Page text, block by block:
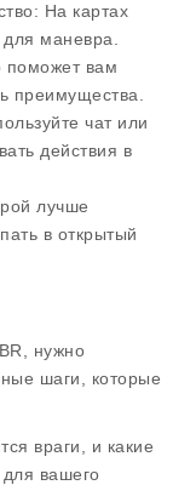
: На картах
маневра.
поможет вам
преимущества.
чат или
действия в
лучше
в открытый
, нужно
шаги, которые
враги, и какие
вашего